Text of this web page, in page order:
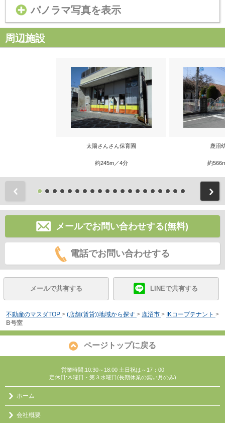
パノラマ写真を表示
周辺施設
太陽さんさん保育園
約245m／4分
鹿沼
約
メールでお問い合わせする(無料)
電話でお問い合わせする
メールで共有する LINEで共有する
不動産のマスダTOP > (店舗(賃貸))地域から探す > 鹿沼市 > IKコープテナント >
B号室
ページトップに戻る
営業時間:10:30～18:00 土日祝は～17：00
定休日:木曜日・第３水曜日(長期休業の無い月のみ)
ホーム
会社概要